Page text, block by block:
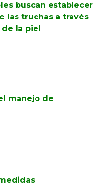
buscan establecer
las truchas a través
la piel
manejo de